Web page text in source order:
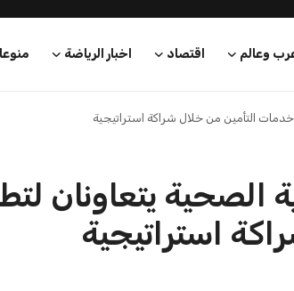
وعالم اقتصاد اخبار الرياضة
خدمات التأمين من خلال شراكة استراتيجية
الصحية يتعاونان
استراتيجية